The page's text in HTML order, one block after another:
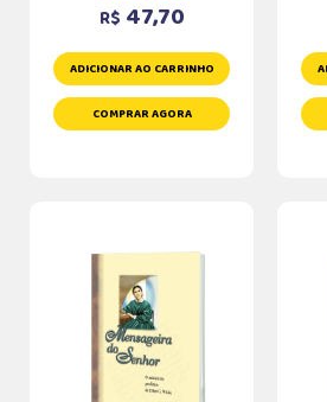
R$ 47,70
ADICIONAR AO CARRINHO
COMPRAR AGORA